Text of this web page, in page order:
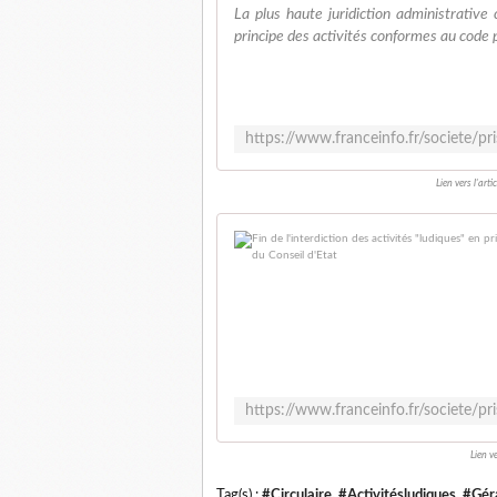
La plus haute juridiction administrative
principe des activités conformes au code
Lien vers
Lien